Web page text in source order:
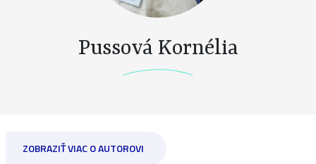
Pussová Kornélia
ZOBRAZIŤ VIAC O AUTOROVI